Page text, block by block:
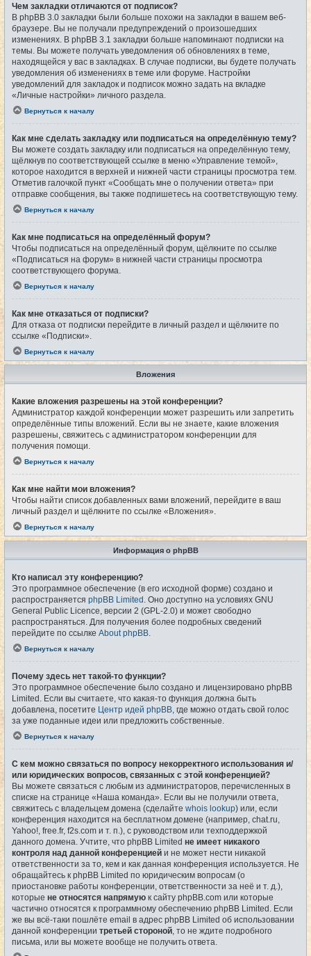
Чем закладки отличаются от подписок?
В phpBB 3.0 закладки были больше похожи на закладки в вашем веб-
браузере. Вы не получали предупреждений о произошедших
изменениях. В phpBB 3.1 закладки больше напоминают подписки на
темы. Вы можете получать уведомления об обновлениях в теме,
находящейся у вас в закладках. В случае подписки, вы будете получать
уведомления об изменениях в теме или форуме. Настройки
уведомлений для закладок и подписок можно задать на вкладке
«Личные настройки» личного раздела.
Вернуться к началу
Как мне сделать закладку или подписаться на определённую тему?
Вы можете создать закладку или подписаться на определённую тему,
щёлкнув по соответствующей ссылке в меню «Управление темой»,
которое находится в верхней и нижней части страницы просмотра тем.
Отметив галочкой пункт «Сообщать мне о получении ответа» при
отправке сообщения, вы также подпишетесь на соответствующую тему.
Вернуться к началу
Как мне подписаться на определённый форум?
Чтобы подписаться на определённый форум, щёлкните по ссылке
«Подписаться на форум» в нижней части страницы просмотра
соответствующего форума.
Вернуться к началу
Как мне отказаться от подписки?
Для отказа от подписки перейдите в личный раздел и щёлкните по
ссылке «Подписки».
Вернуться к началу
Вложения
Какие вложения разрешены на этой конференции?
Администратор каждой конференции может разрешить или запретить
определённые типы вложений. Если вы не знаете, какие вложения
разрешены, свяжитесь с администратором конференции для
получения помощи.
Вернуться к началу
Как мне найти мои вложения?
Чтобы найти список добавленных вами вложений, перейдите в ваш
личный раздел и щёлкните по ссылке «Вложения».
Вернуться к началу
Информация о phpBB
Кто написал эту конференцию?
Это программное обеспечение (в его исходной форме) создано и
распространяется phpBB Limited . Оно доступно на условиях GNU
General Public Licence, версии 2 (GPL-2.0) и может свободно
распространяться. Для получения более подробных сведений
перейдите по ссылке About phpBB
Вернуться к началу
Почему здесь нет такой-то функции?
Это программное обеспечение было создано и лицензировано phpBB
Limited. Если вы считаете, что какая-то функция должна быть
добавлена, посетите Центр идей phpBB , где можно отдать свой голос
за уже поданные идеи или предложить собственные.
Вернуться к началу
С кем можно связаться по вопросу некорректного использования и/
или юридических вопросов, связанных с этой конференцией?
Вы можете связаться с любым из администраторов, перечисленных в
списке на странице «Наша команда». Если вы не получили ответа,
свяжитесь с владельцем домена (сделайте whois lookup) или, если
конференция находится на бесплатном домене (например, chat.ru,
Yahoo!, free.fr, f2s.com и т. п.), с руководством или техподдержкой
данного домена. Учтите, что phpBB Limited не имеет никакого
контроля над данной конференцией и не может нести никакой
ответственности за то, кем и как данная конференция используется. Не
обращайтесь к phpBB Limited по юридическим вопросам (о
приостановке работы конференции, ответственности за неё и т. д.),
которые не относятся напрямую к сайту phpBB.com или которые
частично относятся к программному обеспечению phpBB Limited. Если
же вы всё-таки пошлёте email в адрес phpBB Limited об использовании
данной конференции третьей стороной , то не ждите подробного
письма, или вы можете вообще не получить ответа.